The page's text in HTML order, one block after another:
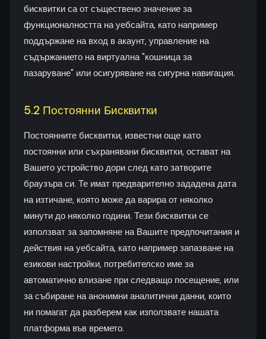
бисквитки са от съществено значение за
функционалността на уебсайта, като например
поддържане на вход в акаунт, управление на
съдържанието на виртуална "кошница за
пазаруване" или осигуряване на сигурна навигация.
5.2 Постоянни Бисквитки
Постоянните бисквитки, известни още като
постоянни или съхранявани бисквитки, остават на
Вашето устройство дори след като затворите
браузъра си. Те имат предварително зададена дата
на изтичане, която може да варира от няколко
минути до няколко години. Тези бисквитки се
използват за запомняне на Вашите предпочитания и
действия на уебсайта, като например запазване на
езикови настройки, потребителско име за
автоматично влизане при следващо посещение, или
за събиране на анонимни аналитични данни, които
ни помагат да разберем как използвате нашата
платформа във времето.